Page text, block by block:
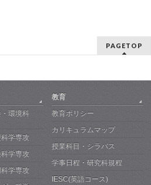
PAGETOP
環境科
学専攻
学専攻
学専攻
教育
教育ポリシー
カリキュラムマップ
授業科目・シラバス
学事日程・研究科規程
IESC(英語コース)